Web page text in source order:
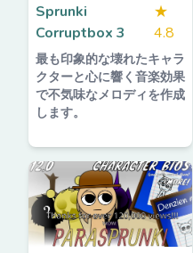
Sprunki
Corruptbox 3
★
4.8
最も印象的な壊れたキャラ
クターと心に響く音楽効果
で不気味なメロディを作成
します。